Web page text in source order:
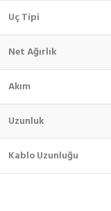
Uç Tipi
Net Ağırlık
Akım
Uzunluk
Kablo Uzunluğu